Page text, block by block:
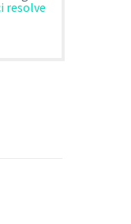
resolve